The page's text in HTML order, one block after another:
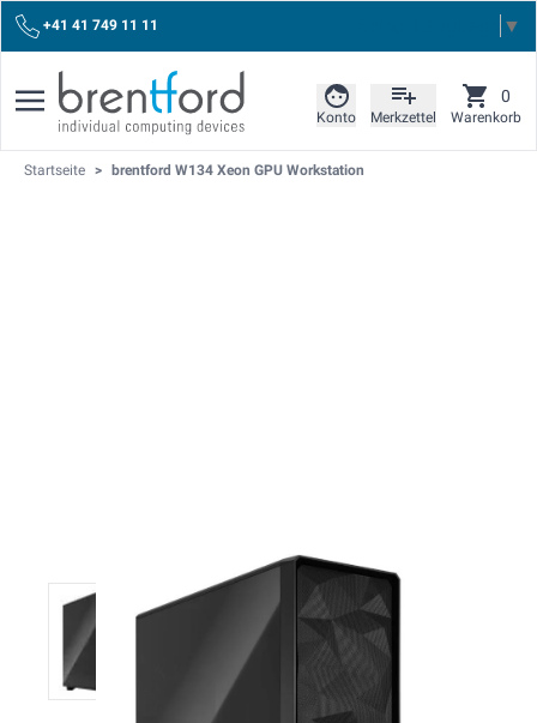
+41 41 749 11 11 ▼
Konto Merkzettel Warenkorb
0
Startseite > brentford W134 Xeon GPU Workstation